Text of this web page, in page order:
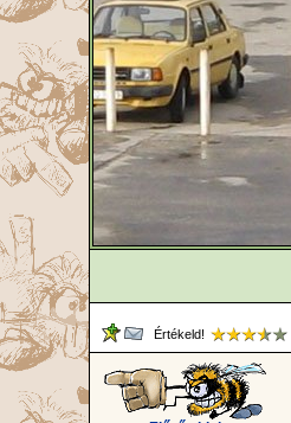
Értékeld!